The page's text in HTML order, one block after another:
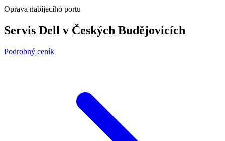
Oprava nabíjecího portu
Servis Dell v Českých Budějovicích
Podrobný ceník